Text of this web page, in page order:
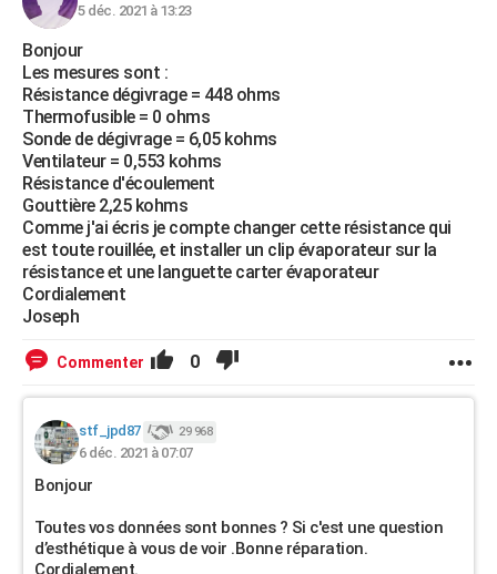
5 déc. 2021 à 13:23
Bonjour
Les mesures sont :
Résistance dégivrage = 448 ohms
Thermofusible = 0 ohms
Sonde de dégivrage = 6,05 kohms
Ventilateur = 0,553 kohms
Résistance d'écoulement
Gouttière 2,25 kohms
Comme j'ai écris je compte changer cette résistance qui
est toute rouillée, et installer un clip évaporateur sur la
résistance et une languette carter évaporateur
Cordialement
Joseph
Commenter 0
stf_jpd87 29 968
6 déc. 2021 à 07:07
Bonjour
Toutes vos données sont bonnes ? Si c'est une question
d’esthétique à vous de voir .Bonne réparation.
Cordialement.